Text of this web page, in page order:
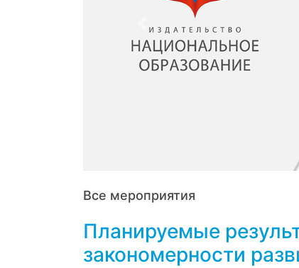
Все мероприятия
Планируемые
закономерности